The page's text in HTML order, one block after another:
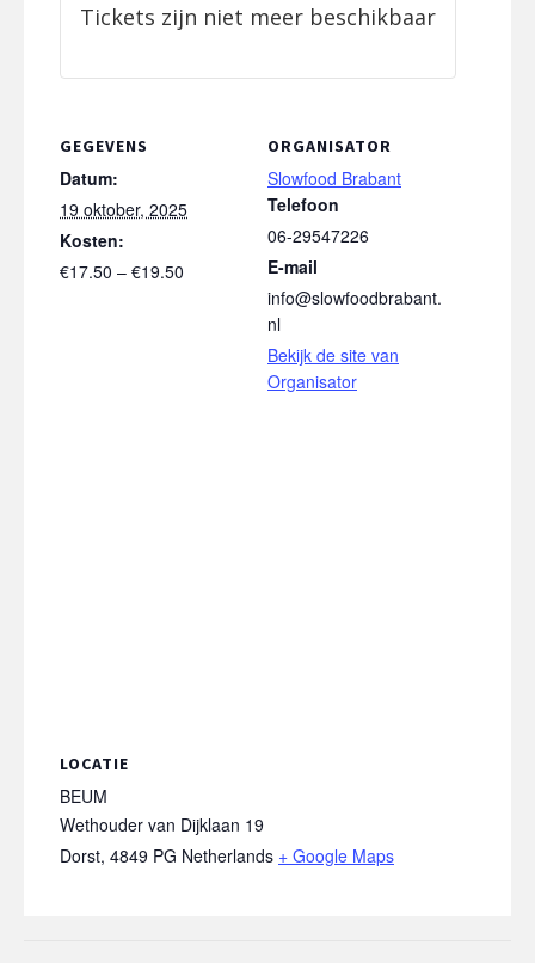
Tickets zijn niet meer beschikbaar
GEGEVENS
Datum:
19 oktober, 2025
Kosten:
€17.50 – €19.50
ORGANISATOR
Slowfood Brabant
Telefoon
06-29547226
E-mail
info@slowfoodbrabant.
nl
Bekijk de site van
Organisator
LOCATIE
BEUM
Wethouder van Dijklaan 19
Dorst, 4849 PG Netherlands + Google Maps